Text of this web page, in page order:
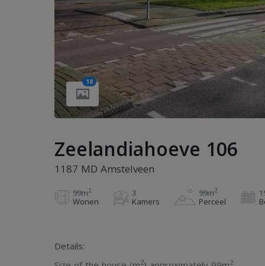
18
Zeelandiahoeve 106
1187 MD Amstelveen
99m2
Wonen
3
Kamers
99m2
Perceel
Details:
2 2